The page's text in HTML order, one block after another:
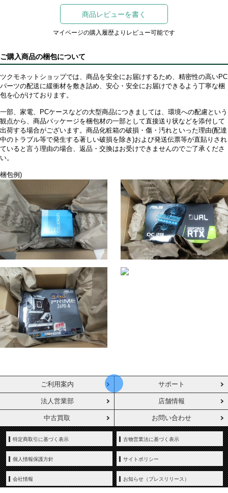
商品レビューを書く
マイページの購入履歴よりレビュー可能です
ご購入商品の梱包について
ツクモネットショップでは、商品を安全にお届けするため、精密性の高いPC
パーツの配送に緩衝材を敷き詰め、安心・安全にお届けできるよう丁寧な梱
包を心がけております。
一部、家電、PCケースなどの大型商品につきましては、環境への配慮という
観点から、商品パッケージを梱包材の一部として直接送り状などを添付して
出荷する場合がございます。商品化粧箱の破損・傷・汚れといった理由(配達
中のトラブル等で発生する著しい破損を除き)および発送伝票等が直貼りされ
ていると言う理由の場合、返品・交換はお受けできませんのでご了承くださ
い。
梱包例)
ご利用案内 サポート
法人営業部 店舗情報
中古買取 お問い合わせ
特定商取引に基づく表示 古物営業法に基づく表示
個人情報保護方針 サイトポリシー
会社情報 お知らせ（プレスリリース）